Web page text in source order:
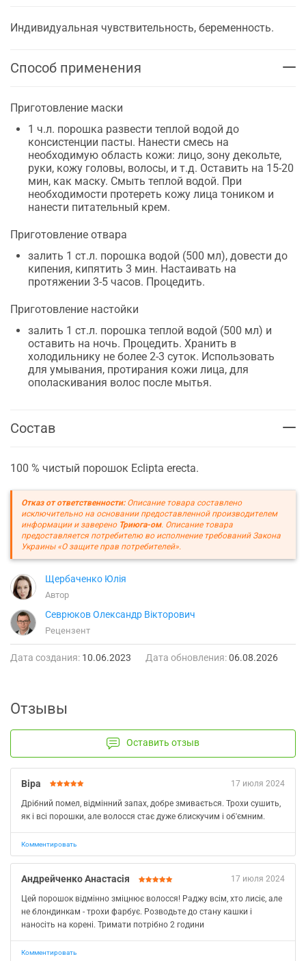
Индивидуальная чувствительность, беременность.
Способ применения
Приготовление маски
1 ч.л. порошка развести теплой водой до
консистенции пасты. Нанести смесь на
необходимую область кожи: лицо, зону декольте,
руки, кожу головы, волосы, и т.д. Оставить на 15-20
мин, как маску. Смыть теплой водой. При
необходимости протереть кожу лица тоником и
нанести питательный крем.
Приготовление отвара
залить 1 ст.л. порошка водой (500 мл), довести до
кипения, кипятить 3 мин. Настаивать на
протяжении 3-5 часов. Процедить.
Приготовление настойки
залить 1 ст.л. порошка теплой водой (500 мл) и
оставить на ночь. Процедить. Хранить в
холодильнику не более 2-3 суток. Использовать
для умывания, протирания кожи лица, для
ополаскивания волос после мытья.
Состав
100 % чистый порошок Eclipta erecta.
Отказ от ответственности:Описание товара составлено
исключительно на основании предоставленной производителем
информации и заверено Триюга-ом. Описание товара
предоставляется потребителю во исполнение требований Закона
Украины «О защите прав потребителей».
Щербаченко Юлія
Автор
Севрюков Олександр Вікторович
Рецензент
Дата создания: 10.06.2023 Дата обновления:06.08.2026
Отзывы
Оставить отзыв
17 июля 2024
Віра
Дрібний помел, відмінний запах, добре змивається. Трохи сушить,
як і всі порошки, але волосся стає дуже блискучим і об'ємним.
Комментировать
17 июля 2024
Андрейченко Анастасія
Цей порошок відмінно зміцнює волосся! Раджу всім, хто лисіє, але
не блондинкам - трохи фарбує. Розводьте до стану кашки і
наносіть на корені. Тримати потрібно 2 години
Комментировать